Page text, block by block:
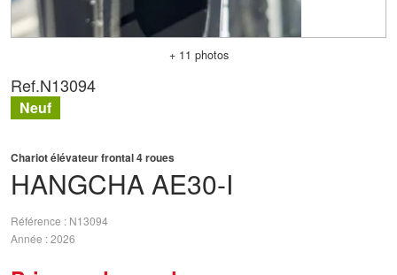
+ 11 photos
HANGCHAAE30-I
Chariot élévateur frontal 4 roues
Référence
N13094
Année 2026
Ref.N13094
Neuf